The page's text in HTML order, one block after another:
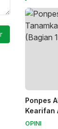
Ponpes
Kearifan
OPINI